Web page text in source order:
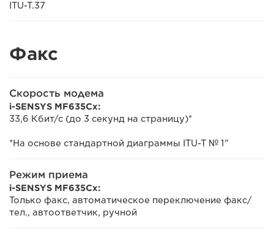
ITU-T.37
Факс
Скорость модема
i-SENSYS MF635Cx:
33,6 Кбит/с (до 3 секунд на страницу)*
*На основе стандартной диаграммы ITU-T № 1"
Режим приема
i-SENSYS MF635Cx:
Только факс, автоматическое переключение факс/
тел., автоответчик, ручной